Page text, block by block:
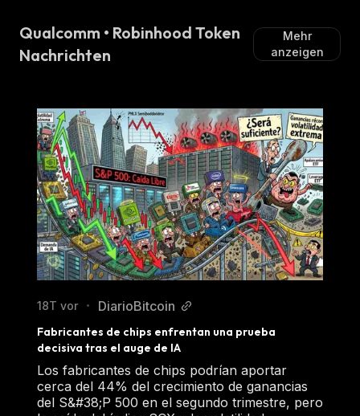
Qualcomm • Robinhood Token
Nachrichten
Mehr
anzeigen
18T vor • DiarioBitcoin
Fabricantes de chips enfrentan una prueba
decisiva tras el auge de IA
Los fabricantes de chips podrían aportar
cerca del 44% del crecimiento de ganancias
del S&#38;P 500 en el segundo trimestre, pero